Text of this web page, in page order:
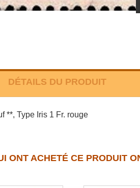
DÉTAILS DU PRODUIT
**, Type Iris 1 Fr. rouge
ONT ACHETÉ CE PRODUIT